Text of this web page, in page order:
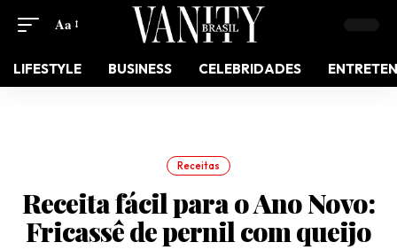
Aa
LIFESTYLE BUSINESS CELEBRIDADES
Receitas
Receita fácil para o Ano Novo:
Fricassê de pernil com queijo